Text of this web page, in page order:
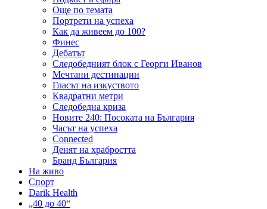
Още по темата
Портрети на успеха
Как да живеем до 100?
Финес
Дебатът
Следобедният блок с Георги Иванов
Мечтани дестинации
Гласът на изкуството
Квадратни метри
Следобедна криза
Новите 240: Посоката на България
Часът на успеха
Connected
Денят на храбростта
Бранд България
На живо
Спорт
Darik Health
„40 до 40“